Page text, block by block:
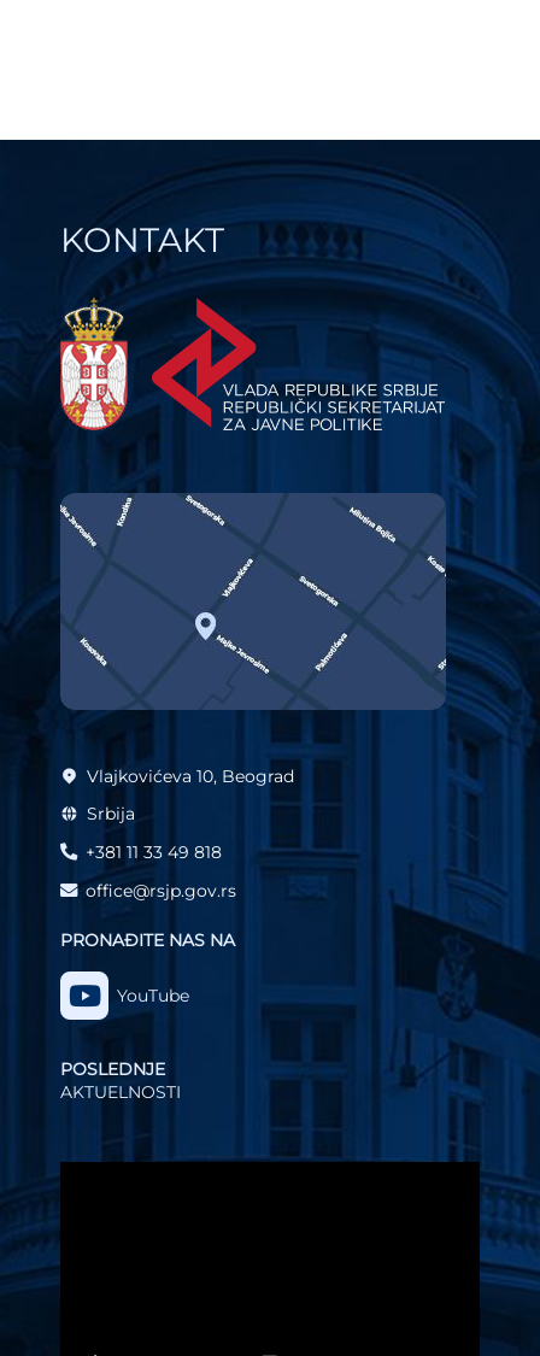
KONTAKT
Vlajkovićeva 10, Beograd
Srbija
+381 11 33 49 818
office@rsjp.gov.rs
PRONAĐITE NAS NA
YouTube
POSLEDNJE
AKTUELNOSTI
Video